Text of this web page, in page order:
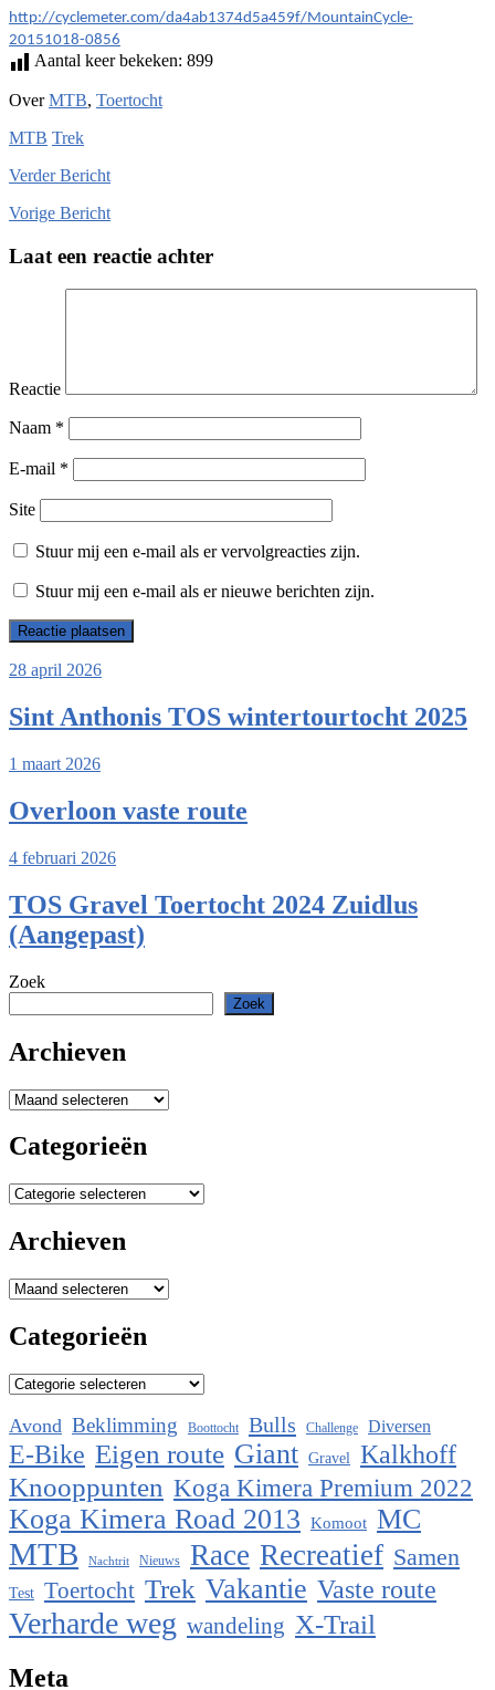
http://cyclemeter.com/da4ab1374d5a459f/MountainCycle-
20151018-0856
Aantal keer bekeken: 899
OverMTB, Toertocht
MTB Trek
VerderBericht
Vorige Bericht
Laat een reactie achter
Reactie
Naam *
E-mail *
Site
Stuur mij een e-mail als er vervolgreacties zijn.
Stuur mij een e-mail als er nieuwe berichten zijn.
28 april 2026
Sint Anthonis TOS wintertourtocht 2025
1 maart 2026
Overloon vaste route
4 februari 2026
TOS Gravel Toertocht 2024 Zuidlus
(Aangepast)
Zoek
Zoek
Archieven
Archieven
Categorieën
Categorieën
Archieven
Archieven
Categorieën
Categorieën
Avond Beklimming Boottocht Bulls Challenge Diversen
E-Bike Eigen route Giant Gravel Kalkhoff
Knooppunten Koga Kimera Premium 2022
Koga Kimera Road 2013 Komoot MC
MTB Nachtrit Nieuws Race Recreatief Samen
Test Toertocht Trek Vakantie Vaste route
Verharde weg wandeling X-Trail
Meta